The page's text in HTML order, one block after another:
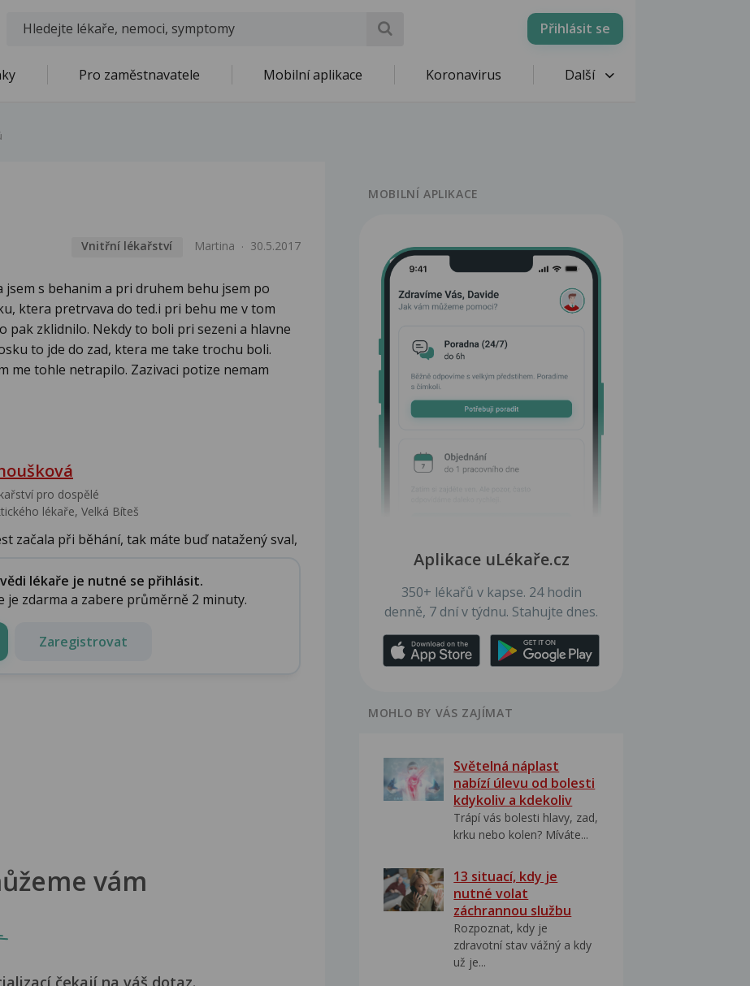
Přihlásit se
Pro zaměstnavatele Mobilní aplikace Koronavirus Další
Vnitřní lékařství Martina 30.5.2017
jsem s behanim a pri druhem behu jsem po
ktera pretrvava do ted.i pri behu me v tom
pak zklidnilo. Nekdy to boli pri sezeni a hlavne
to jde do zad, ktera me take trochu boli.
me tohle netrapilo. Zazivaci potize nemam
pro dospělé
lékaře, Velká Bíteš
začala při běhání, tak máte buď natažený sval,
lékaře je nutné se přihlásit.
je zdarma a zabere průměrně 2 minuty.
Zaregistrovat
vám
MOBILNÍ APLIKACE
Aplikace uLékaře.cz
350+ lékařů v kapse. 24 hodin
denně, 7 dní v týdnu. Stahujte dnes.
MOHLO BY VÁS ZAJÍMAT
Světelná náplast
nabízí úlevu od bolesti
kdykoliv a kdekoliv
Trápí vás bolesti hlavy, zad,
krku nebo kolen? Míváte...
13 situací, kdy je
nutné volat
záchrannou službu
Rozpoznat, kdy je
zdravotní stav vážný a kdy
už je...